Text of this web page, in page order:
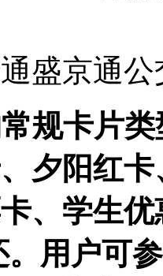
盛京通
规卡片
夕阳红
、学生
用户可